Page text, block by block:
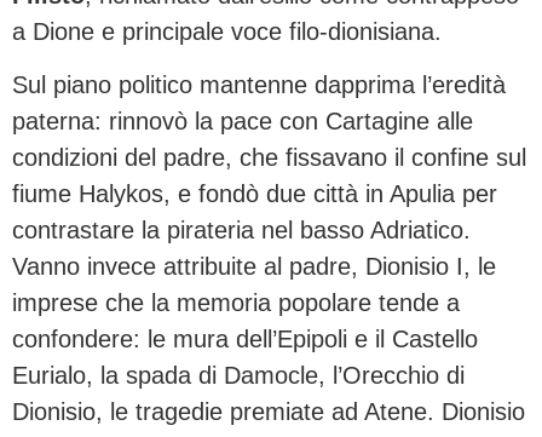
a Dione e principale voce filo-dionisiana.
Sul piano politico mantenne dapprima l’eredità
paterna: rinnovò la pace con Cartagine alle
condizioni del padre, che fissavano il confine sul
fiume Halykos, e fondò due città in Apulia per
contrastare la pirateria nel basso Adriatico.
Vanno invece attribuite al padre, Dionisio I, le
imprese che la memoria popolare tende a
confondere: le mura dell’Epipoli e il Castello
Eurialo, la spada di Damocle, l’Orecchio di
Dionisio, le tragedie premiate ad Atene. Dionisio